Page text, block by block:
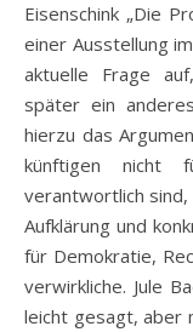
Eisenschink „Die
einer Ausstellung
aktuelle Frage
später ein
hierzu das
künftigen nicht
verantwortlich
Aufklärung und
für Demokratie,
verwirkliche. Jule
leicht gesagt, aber